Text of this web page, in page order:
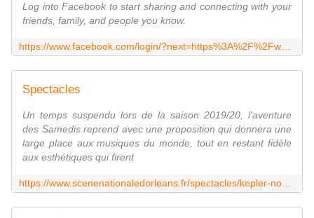
Log into Facebook to start sharing and connecting with your
friends, family, and people you know.
Spectacles
Un temps suspendu lors de la saison 2019/20, l'aventure
des Samedis reprend avec une proposition qui donnera une
large place aux musiques du monde, tout en restant fidèle
aux esthétiques qui firent